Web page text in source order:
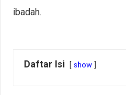
ibadah.
Daftar Isi show